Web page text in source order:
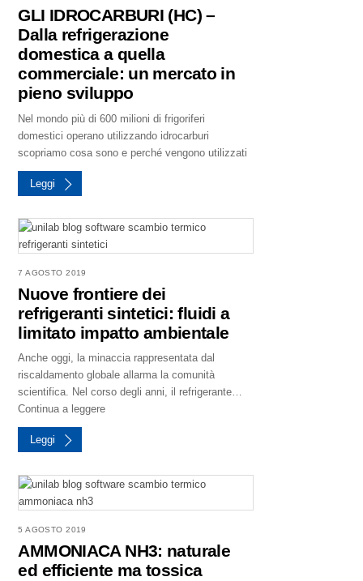
GLI IDROCARBURI (HC) –
Dalla refrigerazione
domestica a quella
commerciale: un mercato in
pieno sviluppo
Nel mondo più di 600 milioni di frigoriferi
domestici operano utilizzando idrocarburi
scopriamo cosa sono e perché vengono utilizzati
Leggi
7 AGOSTO 2019
Nuove frontiere dei
refrigeranti sintetici: fluidi a
limitato impatto ambientale
Anche oggi, la minaccia rappresentata dal
riscaldamento globale allarma la comunità
scientifica. Nel corso degli anni, il refrigerante…
Continua a leggere
Leggi
5 AGOSTO 2019
AMMONIACA NH3: naturale
ed efficiente ma tossica